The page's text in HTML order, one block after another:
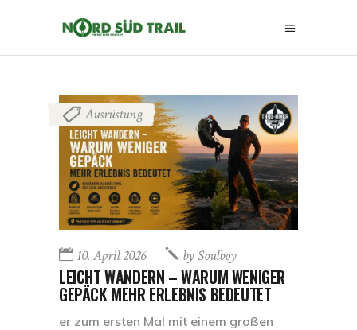
Ausrüstung
10. April 2026 bySoulboy
LEICHT WANDERN – WARUM WENIGER
GEPÄCK MEHR ERLEBNIS BEDEUTET
er zum ersten Mal mit einem großen